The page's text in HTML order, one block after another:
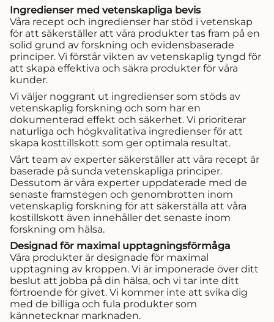
Ingredienser med vetenskapliga bevis
Våra recept och ingredienser har stöd i vetenskap
för att säkerställer att våra produkter tas fram på en
solid grund av forskning och evidensbaserade
principer. Vi förstår vikten av vetenskaplig tyngd för
att skapa effektiva och säkra produkter för våra
kunder.
Vi väljer noggrant ut ingredienser som stöds av
vetenskaplig forskning och som har en
dokumenterad effekt och säkerhet. Vi prioriterar
naturliga och högkvalitativa ingredienser för att
skapa kosttillskott som ger optimala resultat.
Vårt team av experter säkerställer att våra recept är
baserade på sunda vetenskapliga principer.
Dessutom är våra experter uppdaterade med de
senaste framstegen och genombrotten inom
vetenskaplig forskning för att säkerställa att våra
kostillskott även innehåller det senaste inom
forskning om hälsa.
Designad för maximal upptagningsförmåga
Våra produkter är designade för maximal
upptagning av kroppen. Vi är imponerade över ditt
beslut att jobba på din hälsa, och vi tar inte ditt
förtroende för givet. Vi kommer inte att svika dig
med de billiga och fula produkter som
kännetecknar marknaden.